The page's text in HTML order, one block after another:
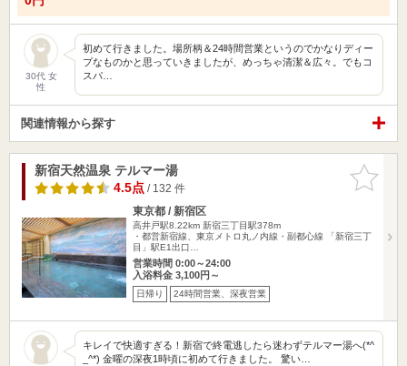
30代 女
性
初めて行きました。場所柄＆24時間営業というのでかなりディー
プなものかと思っていきましたが、めっちゃ清潔＆広々。でもコ
スパ…
関連情報から探す
お気に入
りに追加
新宿天然温泉 テルマー湯
4.5点/ 132 件
東京都 / 新宿区
高井戸駅8.22km 新宿三丁目駅378m
・都営新宿線、東京メトロ丸ノ内線・副都心線 「新宿三丁
目」駅E1出口…
営業時間 0:00～24:00
入浴料金 3,100円～
日帰り 24時間営業、深夜営業
キレイで快適すぎる！新宿で終電逃したら迷わずテルマー湯へ(*^
_^*) 金曜の深夜1時頃に初めて行きました。 驚い…